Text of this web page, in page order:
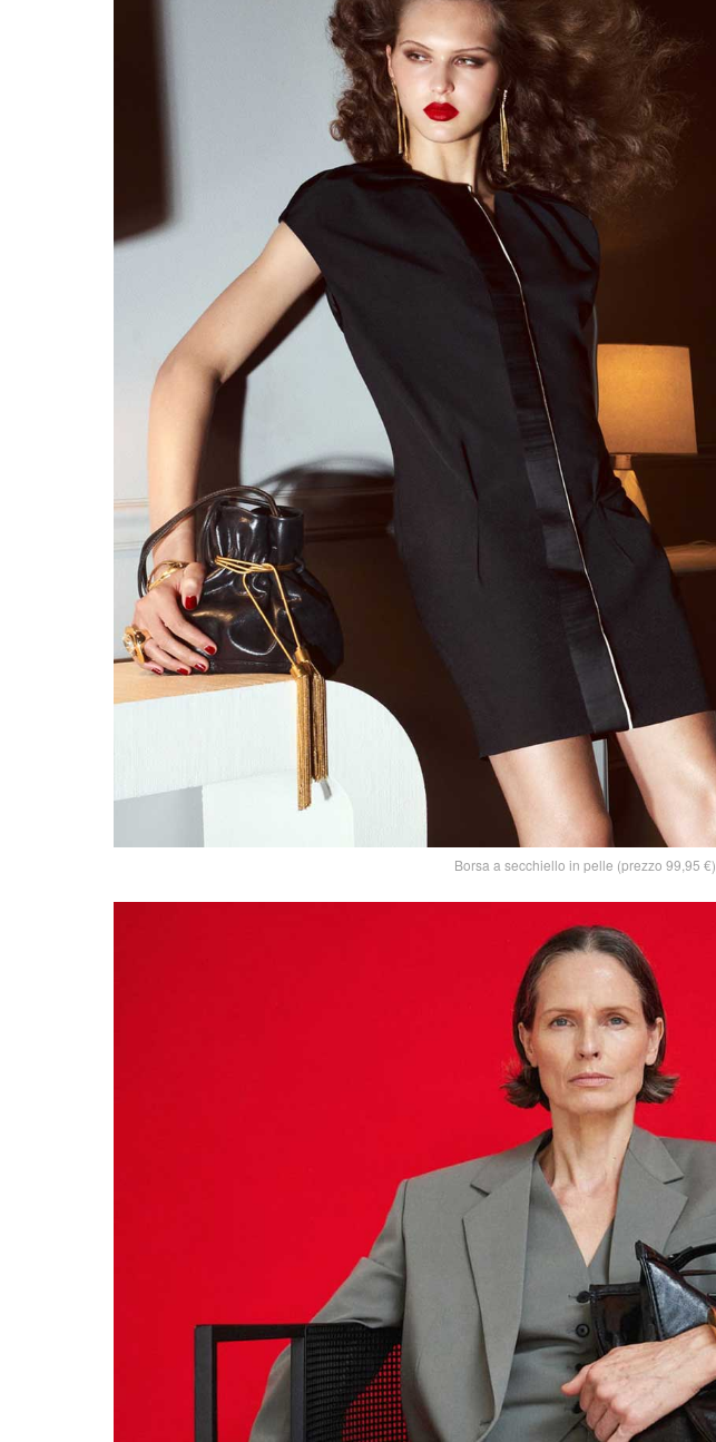
Borsa a secchiello in pelle (prezzo 99,95 €)